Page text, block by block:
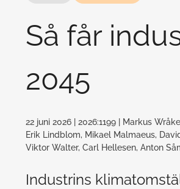
Så får
2045
22 juni 2026 | 2026:1199 | Markus
Erik Lindblom, Mikael Malmaeus,
Viktor Walter, Carl Hellesen, Anton
Industrins